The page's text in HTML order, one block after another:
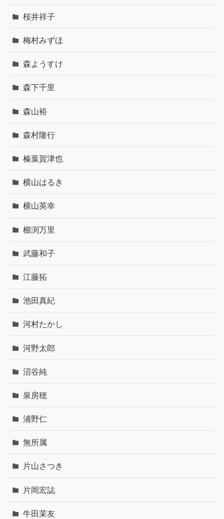
桜井祥子
梅村みずほ
森ようすけ
森下千里
森山裕
森村隆行
榛葉賀津也
横山はるき
横山英幸
櫛渕万里
武藤和子
江藤拓
池田真紀
河村たかし
河野太郎
沼谷純
泉房穂
浦野仁
無所属
片山さつき
片岡宏誌
牛田茉友